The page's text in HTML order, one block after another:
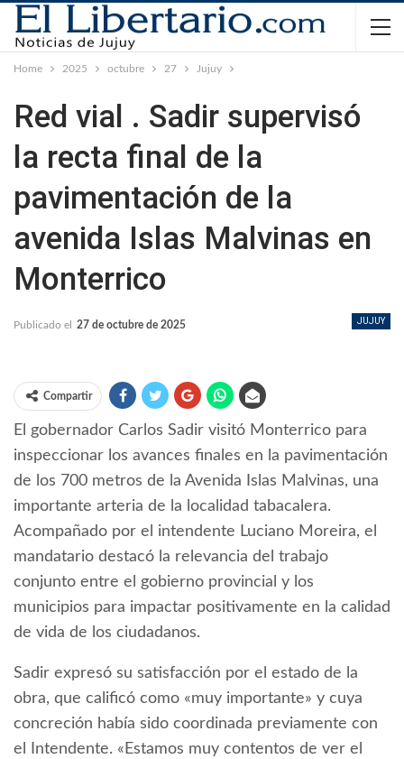
Home 2025 octubre 27 Jujuy
Red vial . Sadir supervisó
la recta final de la
pavimentación de la
avenida Islas Malvinas en
Monterrico
JUJUY
Publicado el 27 de octubre de 2025
Compartir
El gobernador Carlos Sadir visitó Monterrico para
inspeccionar los avances finales en la pavimentación
de los 700 metros de la Avenida Islas Malvinas, una
importante arteria de la localidad tabacalera.
Acompañado por el intendente Luciano Moreira, el
mandatario destacó la relevancia del trabajo
conjunto entre el gobierno provincial y los
municipios para impactar positivamente en la calidad
de vida de los ciudadanos.
Sadir expresó su satisfacción por el estado de la
obra, que calificó como «muy importante» y cuya
concreción había sido coordinada previamente con
el Intendente. «Estamos muy contentos de ver el